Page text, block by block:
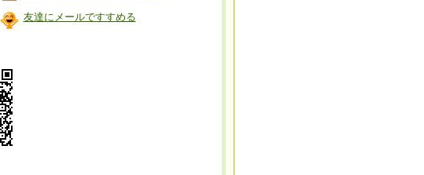
友達にメールですすめる